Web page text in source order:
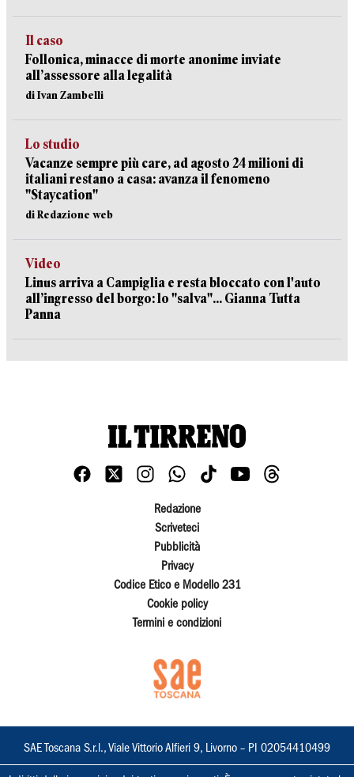
Il caso
Follonica, minacce di morte anonime inviate
all’assessore alla legalità
di Ivan Zambelli
Lo studio
Vacanze sempre più care, ad agosto 24 milioni di
italiani restano a casa: avanza il fenomeno
"Staycation"
di Redazione web
Video
Linus arriva a Campiglia e resta bloccato con l'auto
all’ingresso del borgo: lo "salva"... Gianna Tutta
Panna
Redazione
Scriveteci
Pubblicità
Privacy
Codice Etico e Modello 231
Cookie policy
Termini e condizioni
SAE Toscana S.r.l., Viale Vittorio Alfieri 9, Livorno – PI 02054410499